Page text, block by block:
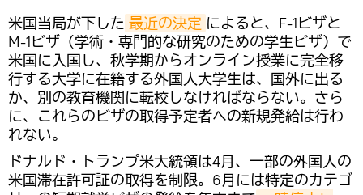
米国当局が下した 最近の決定 によると、F-1ビザと
M-1ビザ（学術・専門的な研究のための学生ビザ）で
米国に入国し、秋学期からオンライン授業に完全移
行する大学に在籍する外国人大学生は、国外に出る
か、別の教育機関に転校しなければならない。さら
に、これらのビザの取得予定者への新規発給は行わ
れない。
ドナルド・トランプ米大統領は4月、一部の外国人の
米国滞在許可証の取得を制限。6月には特定のカテゴ